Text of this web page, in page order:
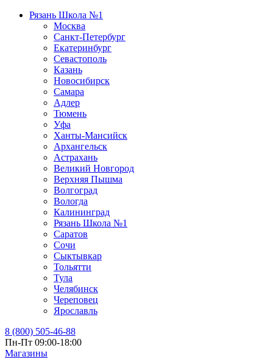
Рязань Школа №1
Москва
Санкт-Петербург
Екатеринбург
Севастополь
Казань
Новосибирск
Самара
Адлер
Тюмень
Уфа
Ханты-Мансийск
Архангельск
Астрахань
Великий Новгород
Верхняя Пышма
Волгоград
Вологда
Калининград
Рязань Школа №1
Саратов
Сочи
Сыктывкар
Тольятти
Тула
Челябинск
Череповец
Ярославль
8 (800) 505-46-88
Пн-Пт 09:00-18:00
Магазины⁠